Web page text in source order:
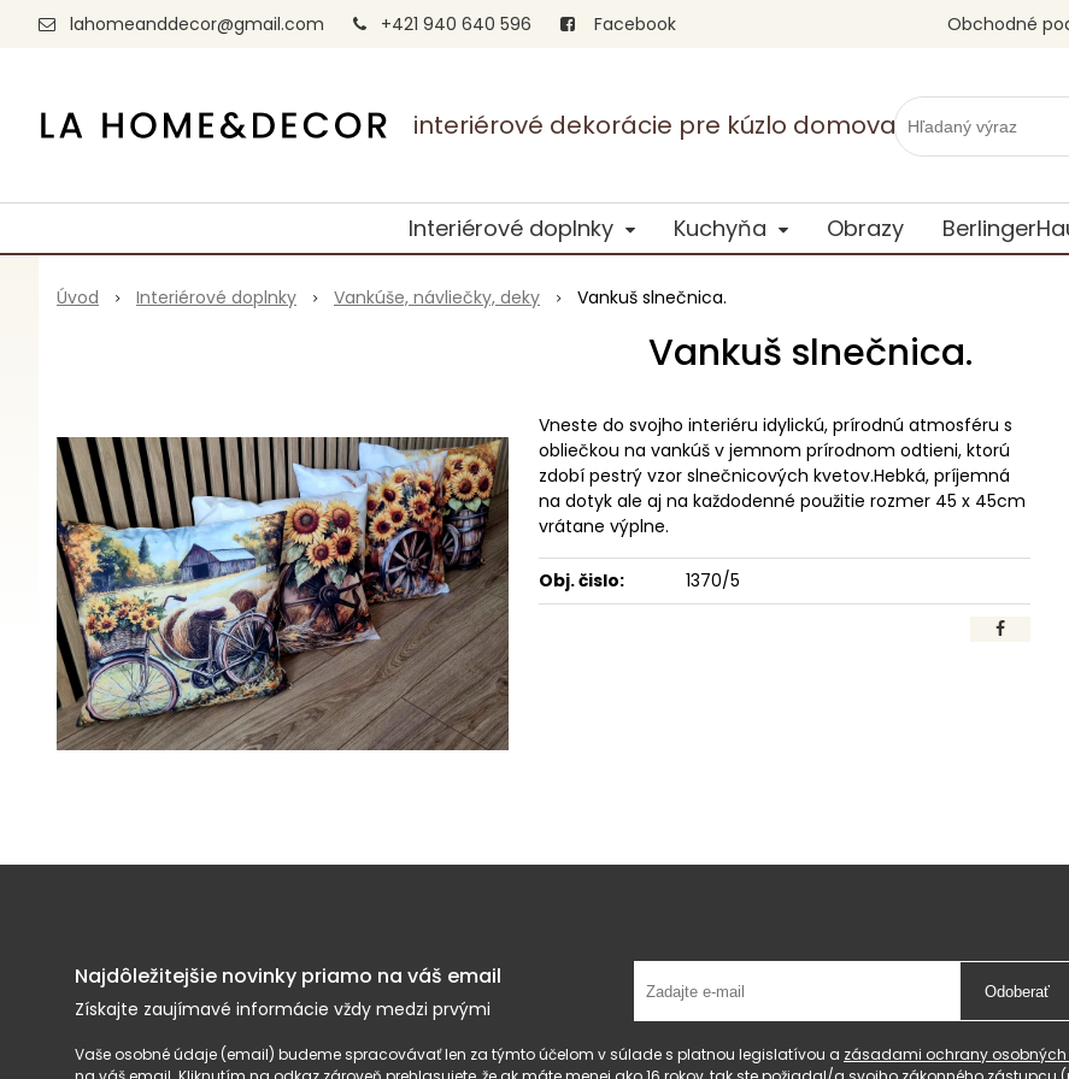
interiérové dekorácie pre kúzlo domova
lahomeanddecor@gmail.com +421 940 640 596 Facebook Obchodné
Interiérové doplnky Kuchyňa Obrazy
Úvod Interiérové doplnky Vankúše, návliečky, deky Vankuš slnečnica.
Vankuš slnečnica.
Vneste do svojho interiéru idylickú, prírodnú atmosféru s
obliečkou na vankúš v jemnom prírodnom odtieni, ktorú
zdobí pestrý vzor slnečnicových kvetov.Hebká, príjemná
na dotyk ale aj na každodenné použitie rozmer 45 x 45cm
vrátane výplne.
Obj. čislo: 1370/5
Najdôležitejšie novinky priamo na váš email
Získajte zaujímavé informácie vždy medzi prvými
Odoberať
Vaše osobné údaje (email) budeme spracovávať len za týmto účelom v súlade s platnou legislatívou a zásadami ochrany